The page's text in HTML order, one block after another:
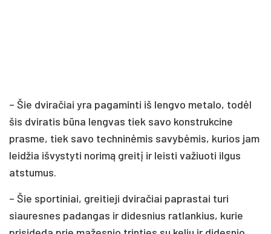
– Šie dviračiai yra pagaminti iš lengvo metalo, todėl
šis dviratis būna lengvas tiek savo konstrukcine
prasme, tiek savo techninėmis savybėmis, kurios jam
leidžia išvystyti norimą greitį ir leisti važiuoti ilgus
atstumus.
– Šie sportiniai, greitieji dviračiai paprastai turi
siauresnes padangas ir didesnius ratlankius, kurie